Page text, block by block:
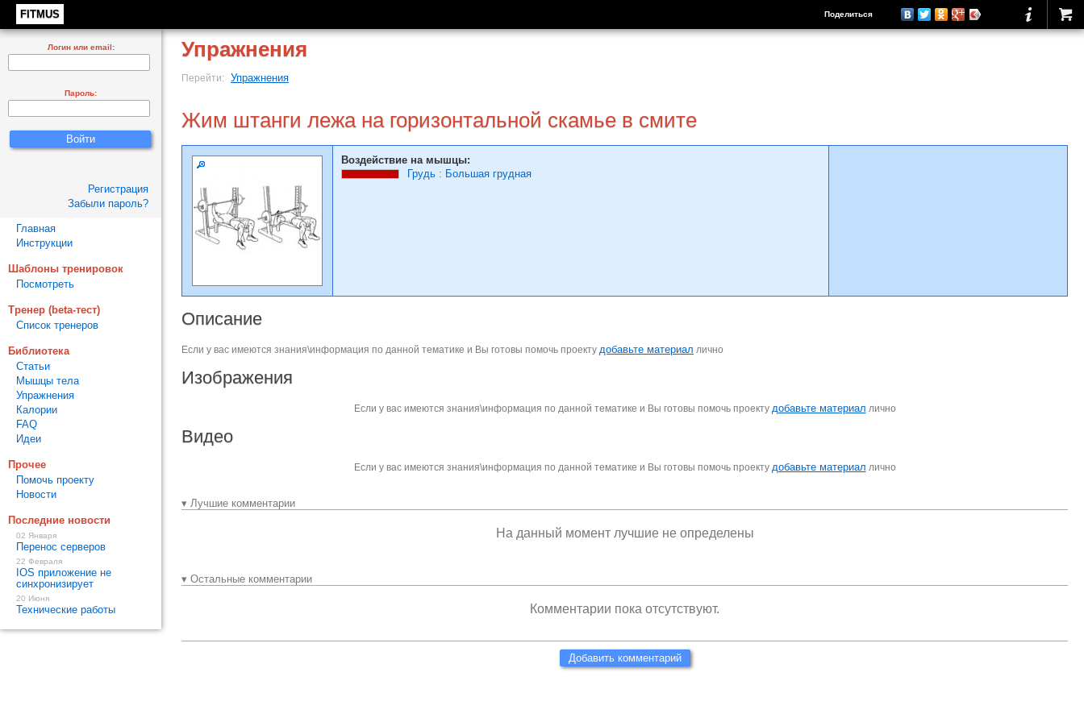
FITMUS Поделиться
Упражнения
Перейти: Упражнения
Жим штанги лежа на горизонтальной скамье в смите
Воздействие на мышцы:
Грудь : Большая грудная
Описание
Если у вас имеются знания\информация по данной тематике и Вы готовы помочь проекту добавьте материал лично
Изображения
Если у вас имеются знания\информация по данной тематике и Вы готовы помочь проекту добавьте материал лично
Видео
Если у вас имеются знания\информация по данной тематике и Вы готовы помочь проекту добавьте материал лично
▾ Лучшие комментарии
На данный момент лучшие не определены
▾ Остальные комментарии
Комментарии пока отсутствуют.
Добавить комментарий
Логин или email:
Пароль:
Регистрация
Забыли пароль?
Главная
Инструкции
Шаблоны тренировок
Посмотреть
Тренер (beta-тест)
Список тренеров
Библиотека
Статьи
Мышцы тела
Упражнения
Калории
FAQ
Идеи
Прочее
Помочь проекту
Новости
Последние новости
02 Января
Перенос серверов
22 Февраля
IOS приложение не
синхронизирует
20 Июня
Технические работы